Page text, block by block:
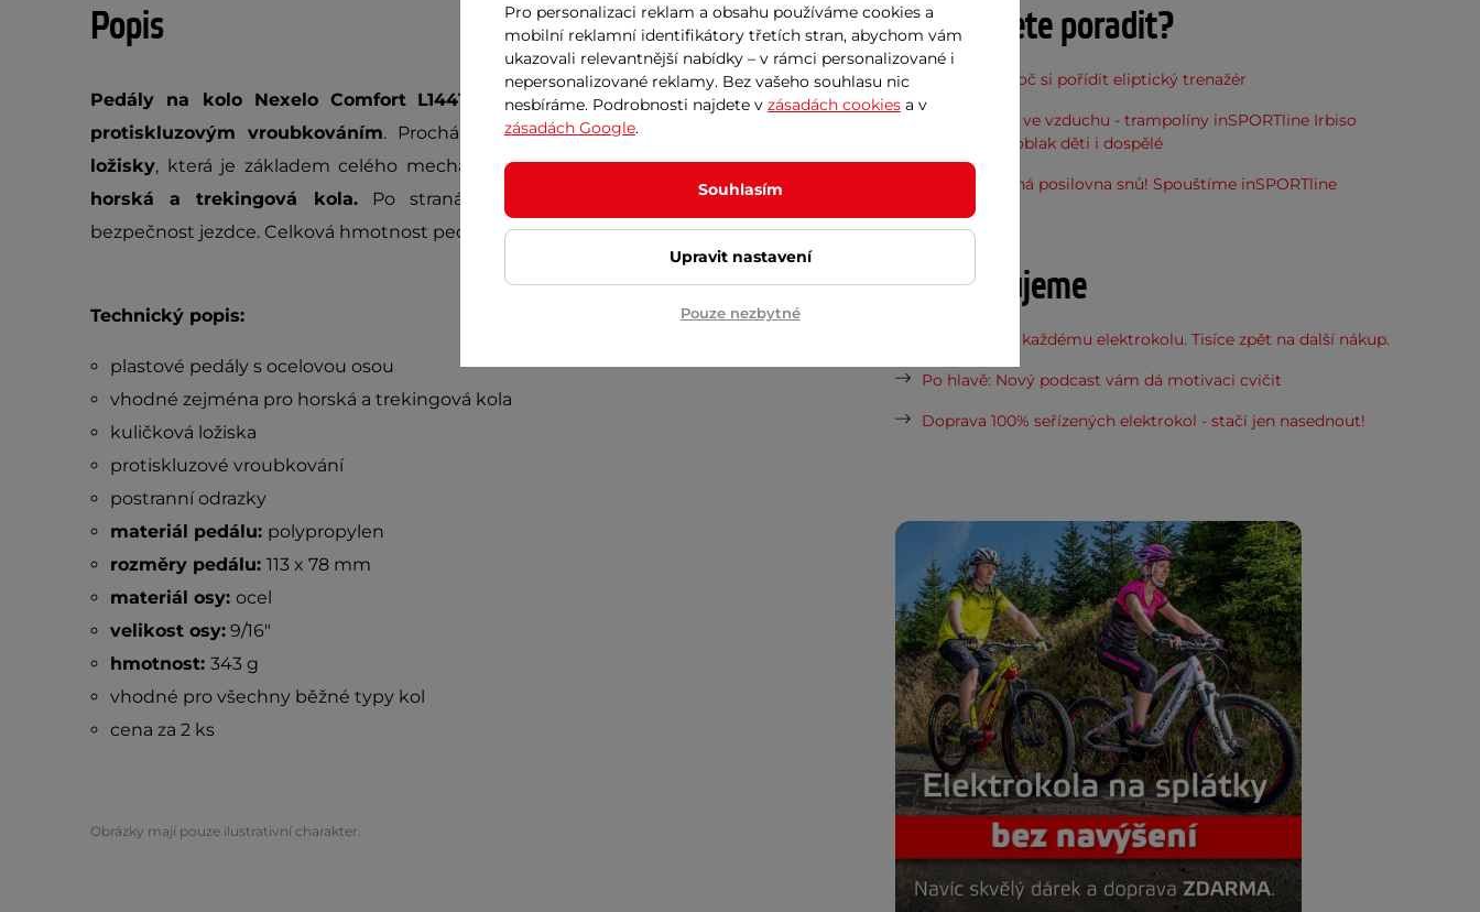
Popis
Pedály na kolo Nexelo Comfort L144107
jsou vyrobeny z odolného plastu s
protiskluzovým vroubkováním. Prochází jimi ocelová 9/16″ osa s
ložisky, která je základem celého mechanismu. Pedály jsou určené zejména pro
horská a trekingová kola.Po stranách mají odrazky, které zvyšují pasivní
bezpečnost jezdce. Celková hmotnost pedálů je343 g.
Technický popis:
plastové pedály s ocelovou osou
vhodné zejména pro horská a trekingová kola
kuličková ložiska
protiskluzové vroubkování
postranní odrazky
materiál pedálu: polypropylen
rozměry pedálu: 113 x 78 mm
materiál osy: ocel
velikost osy:9/16″
hmotnost: 343 g
vhodné pro všechny běžné typy kol
cena za 2 ks
Obrázky mají pouze ilustrativní charakter.
Potřebujete poradit?
7 důvodů, proč si pořídit eliptický trenažér
Nová sezóna ve vzduchu - trampolíny inSPORTline Irbiso
vynesou do oblak děti i dospělé
Vaše dostupná posilovna snů! Spouštíme inSPORTline
půjčovnu
Doporučujeme
Cashback ke každému elektrokolu. Tisíce zpět na další nákup.
Po hlavě: Nový podcast vám dá motivaci cvičit
Doprava 100% seřízených elektrokol - stačí jen nasednout!
Pro personalizaci reklam a obsahu používáme cookies a
mobilní reklamní identifikátory třetích stran, abychom vám
ukazovali relevantnější nabídky – v rámci personalizované i
nepersonalizované reklamy. Bez vašeho souhlasu nic
nesbíráme. Podrobnosti najdete v zásadách cookies a v
zásadách Google.
Souhlasím
Upravit nastavení
Pouze nezbytné